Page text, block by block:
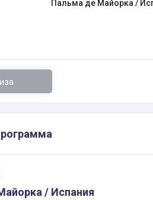
Пальма де Майорка /
/ Испания